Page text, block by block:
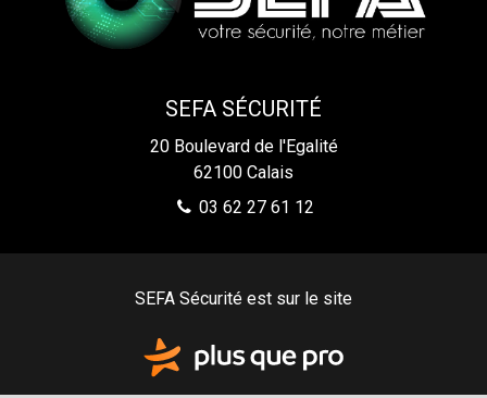
SEFA SÉCURITÉ
20 Boulevard de l'Egalité
62100 Calais
03 62 27 61 12
SEFA Sécurité est sur le site